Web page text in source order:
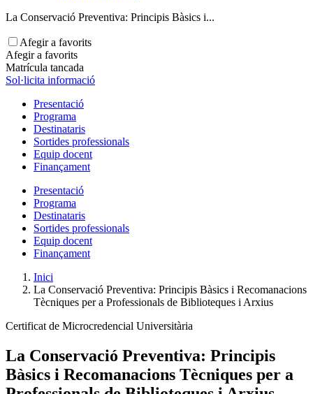
La Conservació Preventiva: Principis Bàsics i...
Afegir a favorits
Afegir a favorits
Matrícula tancada
Sol·licita informació
Presentació
Programa
Destinataris
Sortides professionals
Equip docent
Finançament
Presentació
Programa
Destinataris
Sortides professionals
Equip docent
Finançament
Inici
La Conservació Preventiva: Principis Bàsics i Recomanacions
Tècniques per a Professionals de Biblioteques i Arxius
Certificat de Microcredencial Universitària
La Conservació Preventiva: Principis
Bàsics i Recomanacions Tècniques per a